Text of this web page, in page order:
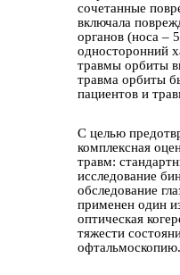
сочетанные
включала
органов (носа –
односторонний
травмы орбиты
травма орбиты
пaциентов и
С целью
комплексная
травм:
исследование
обследование
применен один
оптическая
тяжести
офтальмоскопию.